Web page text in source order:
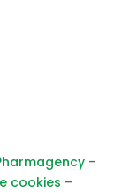
–
cookies –